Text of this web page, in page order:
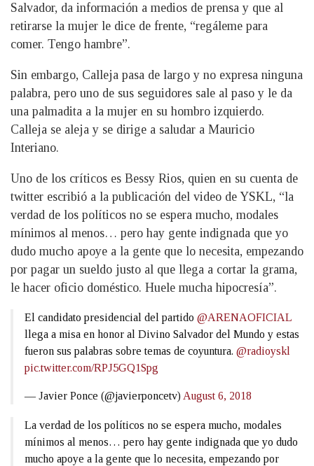
Salvador, da información a medios de prensa y que al
retirarse la mujer le dice de frente, “regáleme para
comer. Tengo hambre”.
Sin embargo, Calleja pasa de largo y no expresa ninguna
palabra, pero uno de sus seguidores sale al paso y le da
una palmadita a la mujer en su hombro izquierdo.
Calleja se aleja y se dirige a saludar a Mauricio
Interiano.
Uno de los críticos es Bessy Rios, quien en su cuenta de
twitter escribió a la publicación del video de YSKL, “la
verdad de los políticos no se espera mucho, modales
mínimos al menos… pero hay gente indignada que yo
dudo mucho apoye a la gente que lo necesita, empezando
por pagar un sueldo justo al que llega a cortar la grama,
le hacer oficio doméstico. Huele mucha hipocresía”.
El candidato presidencial del partido @ARENAOFICIAL
llega a misa en honor al Divino Salvador del Mundo y estas
fueron sus palabras sobre temas de coyuntura. @radioyskl
pic.twitter.com/RPJ5GQ1Spg
— Javier Ponce (@javierponcetv) August 6, 2018
La verdad de los políticos no se espera mucho, modales
mínimos al menos… pero hay gente indignada que yo dudo
mucho apoye a la gente que lo necesita, empezando por